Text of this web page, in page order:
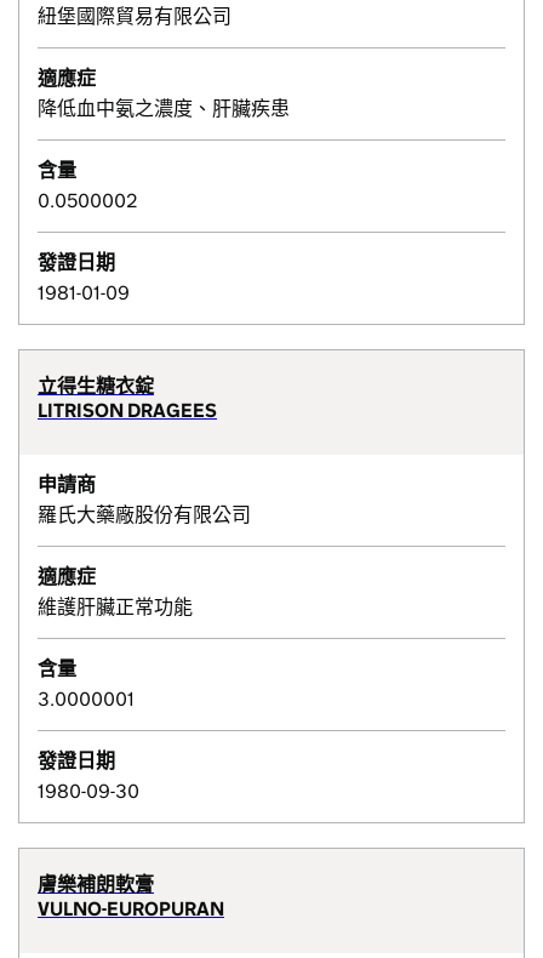
紐堡國際貿易有限公司
適應症
降低血中氨之濃度、肝臟疾患
含量
0.0500002
發證日期
1981-01-09
立得生糖衣錠
LITRISON DRAGEES
申請商
羅氏大藥廠股份有限公司
適應症
維護肝臟正常功能
含量
3.0000001
發證日期
1980-09-30
膚樂補朗軟膏
VULNO-EUROPURAN